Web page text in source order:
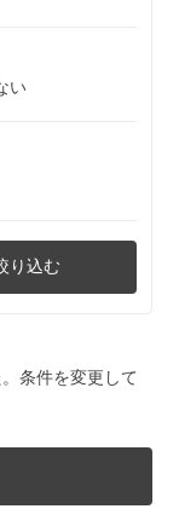
い
り込む
条件を変更して